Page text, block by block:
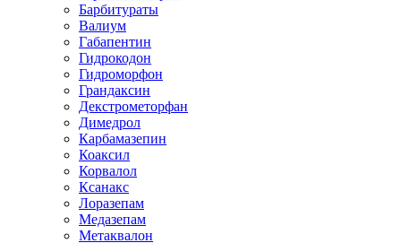
Барбитураты
Валиум
Габапентин
Гидрокодон
Гидроморфон
Грандаксин
Декстрометорфан
Димедрол
Карбамазепин
Коаксил
Корвалол
Ксанакс
Лоразепам
Медазепам
Метаквалон